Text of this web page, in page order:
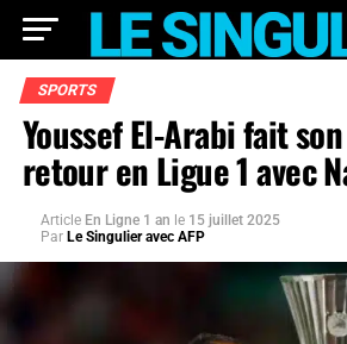
SPORTS
Youssef El-Arabi fait
retour en Ligue 1 avec
Article En Ligne 1 an le 15 juillet 2025
Par Le Singulier avec AFP